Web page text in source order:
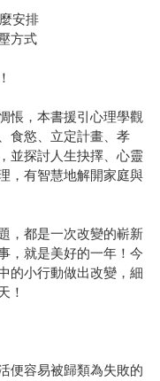
安排
方式
悵，本書援引心理學觀
食慾、立定計畫、孝
並探討人生抉擇、心靈
，有智慧地解開家庭與
，都是一次改變的嶄新
，就是美好的一年！今
的小行動做出改變，細
！
便容易被歸類為失敗的